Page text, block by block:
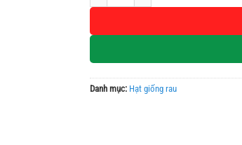
Danh mục: Hạt giống rau